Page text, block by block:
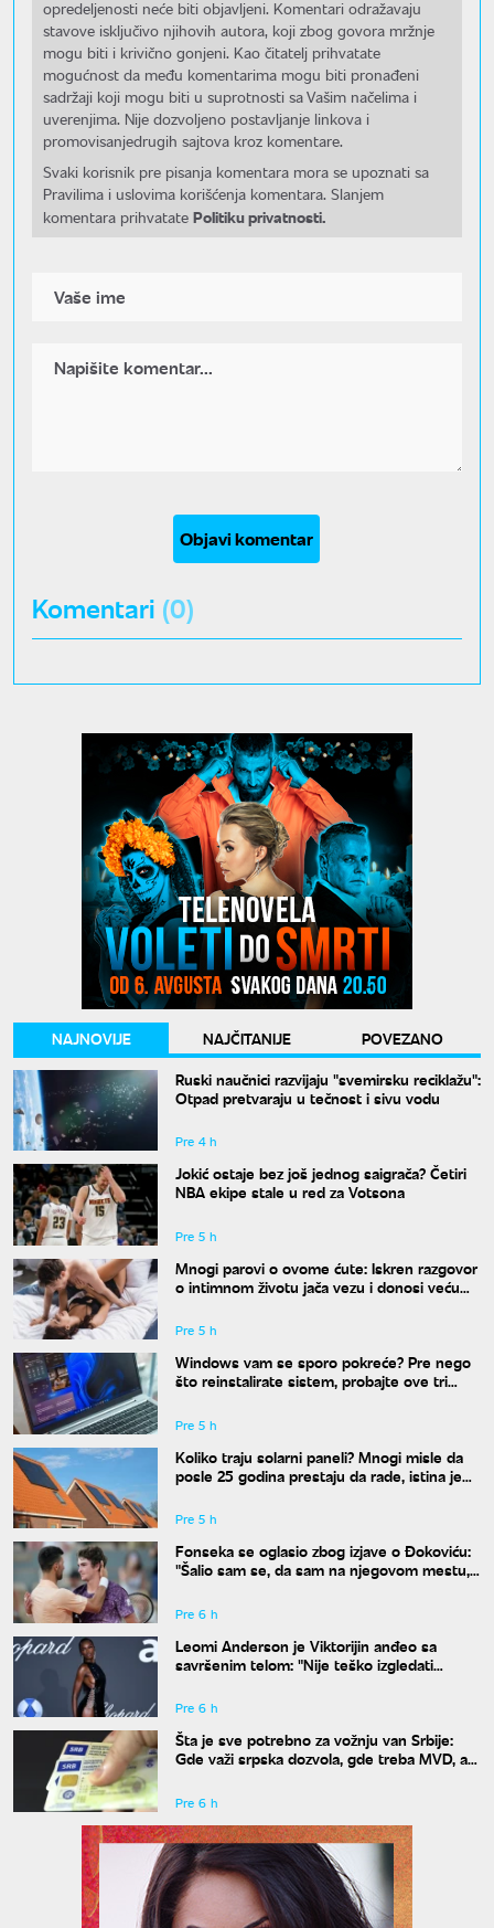
opredeljenosti neće biti objavljeni. Komentari odražavaju
stavove isključivo njihovih autora, koji zbog govora mržnje
mogu biti i krivično gonjeni. Kao čitatelj prihvatate
mogućnost da među komentarima mogu biti pronađeni
sadržaji koji mogu biti u suprotnosti sa Vašim načelima i
uverenjima. Nije dozvoljeno postavljanje linkova i
promovisanjedrugih sajtova kroz komentare.
Svaki korisnik pre pisanja komentara mora se upoznati sa
Pravilima i uslovima korišćenja komentara. Slanjem
komentara prihvatate Politiku privatnosti.
Objavi komentar
Komentari (0)
NAJNOVIJE NAJČITANIJE
POVEZANO
Ruski naučnici razvijaju "svemirsku reciklažu":
Otpad pretvaraju u tečnost i sivu vodu
Pre 4 h
Jokić ostaje bez još jednog saigrača? Četiri
NBA ekipe stale u red za Votsona
Pre 5 h
Mnogi parovi o ovome ćute: Iskren razgovor
o intimnom životu jača vezu i donosi veću
Pre 5 h
Windows vam se sporo pokreće? Pre nego
što reinstalirate sistem, probajte ove tri
Pre 5 h
Koliko traju solarni paneli? Mnogi misle da
posle 25 godina prestaju da rade, istina je
Pre 5 h
Fonseka se oglasio zbog izjave o Đokoviću:
"Šalio sam se, da sam na njegovom mestu,
Pre 6 h
Leomi Anderson je Viktorijin anđeo sa
savršenim telom: "Nije teško izgledati
Pre 6 h
Šta je sve potrebno za vožnju van Srbije:
Gde važi srpska dozvola, gde treba MVD, a
Pre 6 h